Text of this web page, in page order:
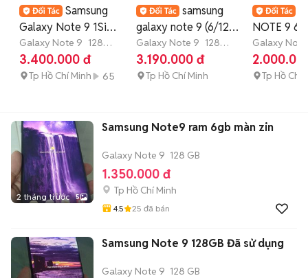
Samsung
Galaxy Note 9 1Sim
ram 6/128GB. Màu
Trắng
Galaxy Note 9 128
GB 4-6 tháng
3.400.000 đ
Tp Hồ Chí Minh 65
samsung
galaxy note 9 (6/128)
|Ship cod toàn quốc
Galaxy Note 9 128
GB 4-6 tháng
3.190.000 đ
Tp Hồ Chí Minh
NOTE 9
MÁY VN 2
CN
Galaxy
Tp Hồ Chí
2 tháng trước 5
Samsung Note9 ram 6gb màn zin
Galaxy Note 9 128 GB
1.350.000 đ
Tp Hồ Chí Minh
4.5 25 đã bán
Samsung Note 9 128GB Đã sử dụng
Galaxy Note 9 128 GB